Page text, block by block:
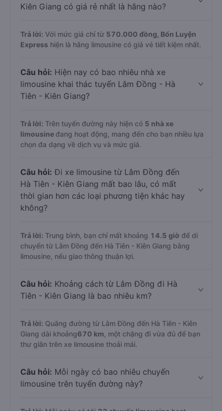
Kiên Giang có giá rẻ nhất là hãng nào?
Trả lời: Với mức giá chỉ từ 570.000 đồng, Bốn Luyện
Express hiện là hãng limousine có giá vé tiết kiệm nhất.
Câu hỏi: Hiện nay có bao nhiêu nhà xe
limousine khai thác tuyến Lâm Đồng - Hà
Tiên - Kiên Giang?
Trả lời: Trên tuyến đường này hiện có 5 nhà xe
limousine đang hoạt động, mang đến cho bạn nhiều lựa
chọn đa dạng về dịch vụ và mức giá.
Câu hỏi: Đi xe limousine từ Lâm Đồng đến
Hà Tiên - Kiên Giang mất bao lâu, có mất
thời gian hơn các loại phương tiện khác hay
không?
Trả lời: Trung bình, bạn chỉ mất khoảng 14.5 giờ để di
chuyển từ Lâm Đồng đến Hà Tiên - Kiên Giang bằng
limousine, nếu giao thông thuận lợi.
Câu hỏi: Khoảng cách từ Lâm Đồng đi Hà
Tiên - Kiên Giang là bao nhiêu km?
Trả lời: Quãng đường từ Lâm Đồng đến Hà Tiên - Kiên
Giang dài khoảng670 km , một chặng đi vừa đủ để bạn
thư giãn trên xe limousine thoải mái.
Câu hỏi: Mỗi ngày có bao nhiêu chuyến
limousine trên tuyến đường này?